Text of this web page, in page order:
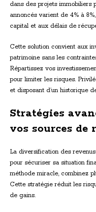
dans des projets immobiliers
annoncés varient de 4% à
capital et aux délais de
Cette solution convient aux
patrimoine sans les
Répartissez vos
pour limiter les risques.
et disposant d’un historique
Stratégies
vos sources de
La diversification des
pour sécuriser sa situation
méthode miracle, combinez
Cette stratégie réduit les
de gains.